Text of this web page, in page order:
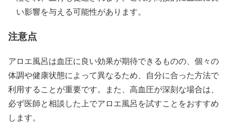
い影響を与える可能性があります。
注意点
アロエ風呂は血圧に良い効果が期待できるものの、個々の
体調や健康状態によって異なるため、自分に合った方法で
利用することが重要です。また、高血圧が深刻な場合は、
必ず医師と相談した上でアロエ風呂を試すことをおすすめ
します。